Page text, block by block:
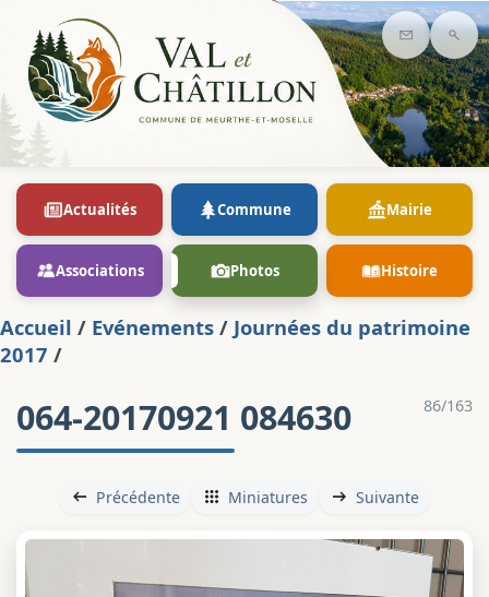
Contact
Actualités Commune Mairie
Associations Photos Histoire
Accueil / Evénements / Journées du patrimoine
2017 /
86/163
064-20170921 084630
Précédente Miniatures Suivante